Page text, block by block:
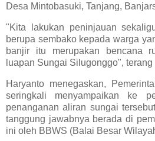
Desa Mintobasuki, Tanjang,
"Kita lakukan peninjauan
berupa sembako kepada warga
banjir itu merupakan bencana
luapan Sungai Silugonggo", terang
Haryanto menegaskan,
seringkali menyampaikan ke
penanganan aliran sungai
tanggung jawabnya berada di
ini oleh BBWS (Balai Besar